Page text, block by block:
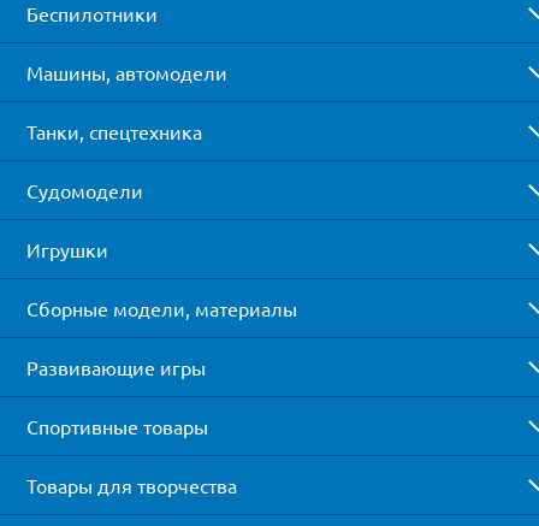
Беспилотники
Машины, автомодели
Танки, спецтехника
Судомодели
Игрушки
Сборные модели, материалы
Развивающие игры
Спортивные товары
Товары для творчества